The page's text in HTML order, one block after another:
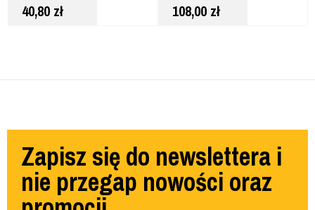
40,80 zł 108,00 zł
Zapisz się do newslettera i
nie przegap nowości oraz